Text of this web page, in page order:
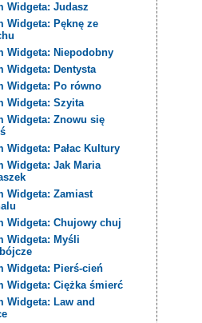
Widgeta: Judasz
Widgeta: Pęknę ze
Widgeta: Niepodobny
Widgeta: Dentysta
Widgeta: Po równo
Widgeta: Szyita
Widgeta: Znowu się
Widgeta: Pałac Kultury
Widgeta: Jak Maria
Widgeta: Zamiast
Widgeta: Chujowy chuj
Widgeta: Myśli
Widgeta: Pierś-cień
Widgeta: Ciężka śmierć
Widgeta: Law and